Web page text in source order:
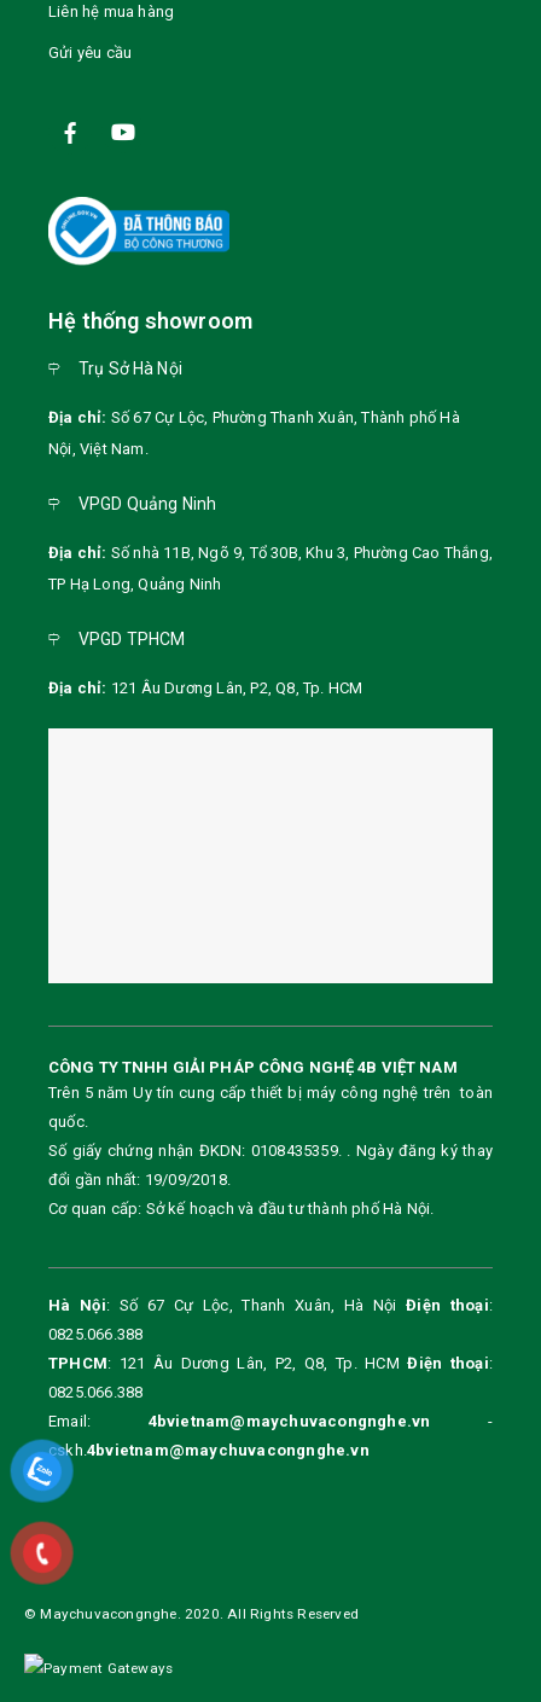
Liên hệ mua hàng
Gửi yêu cầu
Hệ thống showroom
Trụ Sở Hà Nội
Địa chỉ: Số 67 Cự Lộc, Phường Thanh Xuân, Thành phố Hà
Nội Việt Nam
VPGD Quảng Ninh
Địa chỉ: Số nhà 11B, Ngõ 9, Tổ 30B, Khu 3, Phường Cao Thắng,
TP Hạ Long, Quảng Ninh
VPGD TPHCM
Địa chỉ: 121 Âu Dương Lân, P2, Q8, Tp. HCM
CÔNG TY TNHH GIẢI PHÁP CÔNG NGHỆ 4B VIỆT NAM
Trên 5 năm Uy tín cung cấp thiết bị máy công nghệ trên toàn
quốc.
Số giấy chứng nhận ĐKDN: 0108435359. . Ngày đăng ký thay
đổi gần nhất: 19/09/2018.
Cơ quan cấp: Sở kế hoạch và đầu tư thành phố Hà Nội.
Hà Nội: Số 67 Cự Lộc, Thanh Xuân, Hà NộiĐiện thoại:
0825.066.388
TPHCM: 121 Âu Dương Lân, P2, Q8, Tp. HCMĐiện thoại:
0825.066.388
Email: 4bvietnam@maychuvacongnghe.vn -
cskh. 4bvietnam@maychuvacongnghe.vn
© Maychuvacongnghe. 2020. All Rights Reserved